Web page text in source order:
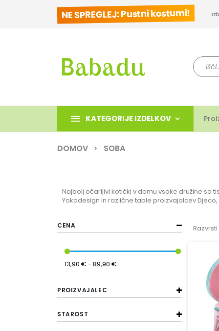
NE SPREGLEJ: Pustni kostumi!
Iskanje
KATEGORIJE IZDELKOV
DOMOV SOBA
Najbolj očarljivi kotički v domu vsake družine so
Yokodesign in različne table proizvajalcev Djeco,
CENA
13,90 € - 89,90 €
PROIZVAJALEC
STAROST